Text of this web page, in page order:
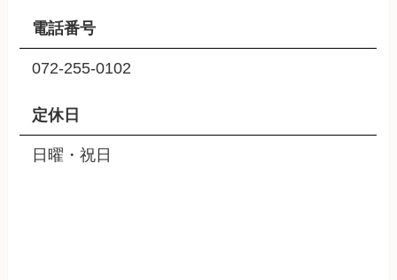
電話番号
072-255-0102
定休日
日曜・祝日